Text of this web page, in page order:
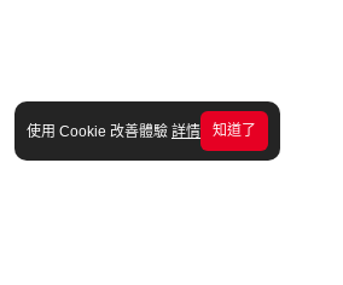
使用 Cookie 改善體驗 詳情 知道了